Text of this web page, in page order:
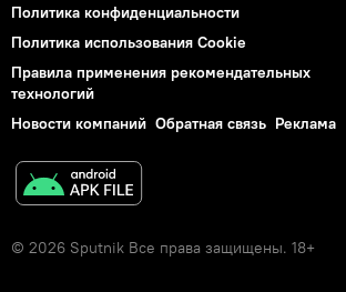
Политика конфиденциальности
Политика использования Cookie
Правила применения рекомендательных
технологий
Новости компаний Обратная связь Реклама
© 2026 Sputnik Все права защищены. 18+